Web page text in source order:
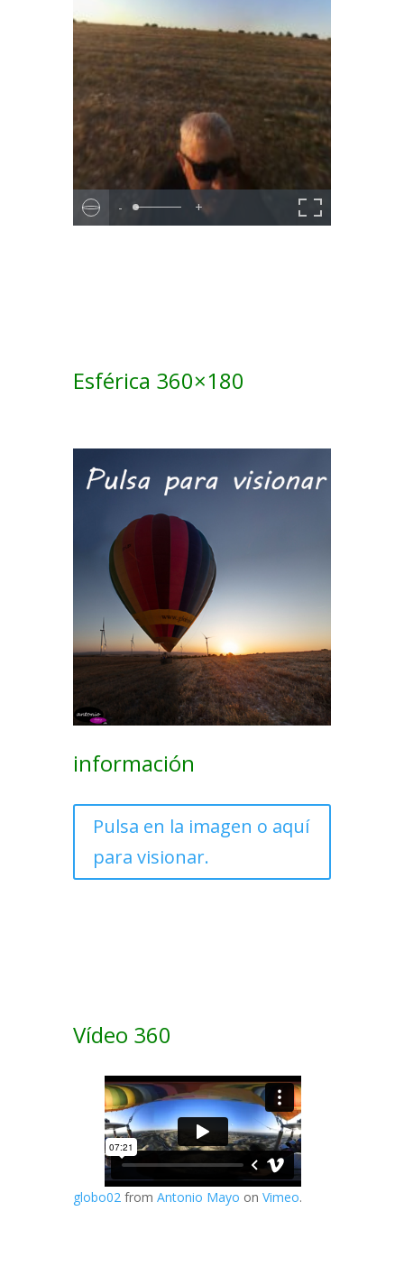
- +
Esférica 360×180
información
Pulsa en la imagen o aquí
para visionar.
Vídeo 360
globo02from Antonio Mayo on Vimeo.